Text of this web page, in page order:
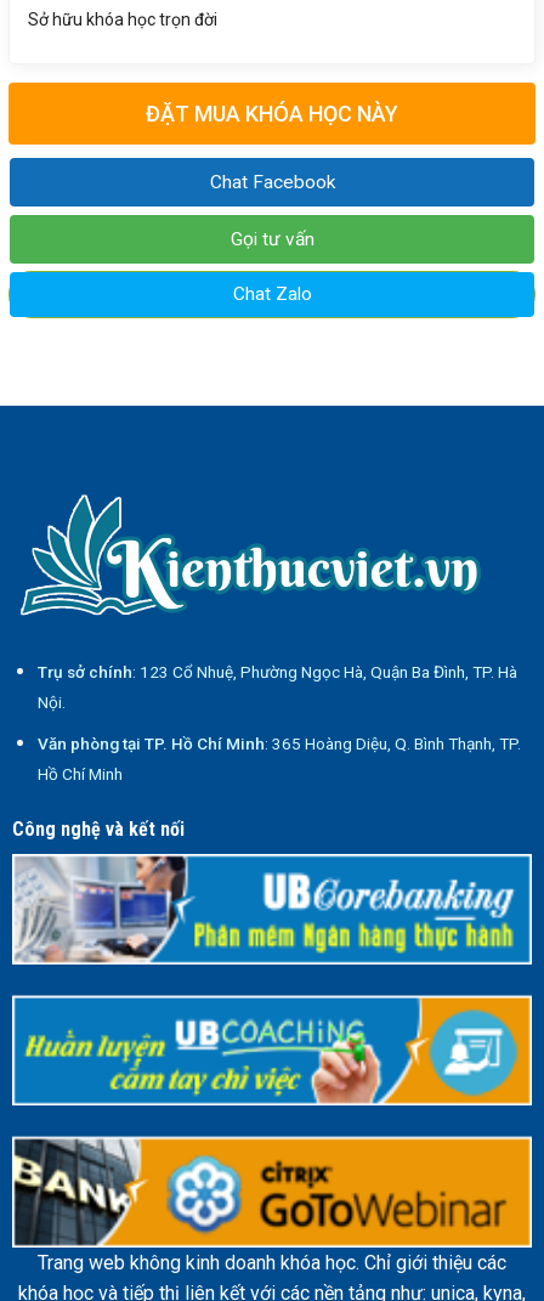
Sở hữu khóa học trọn đời
ĐẶT MUA KHÓA HỌC NÀY
Chat Facebook
Gọi tư vấn
Chat Zalo
Trụ sở chính: 123 Cổ Nhuệ, Phường Ngọc Hà, Quận Ba Đình, TP. Hà
Nội.
Văn phòng tại TP. Hồ Chí Minh: 365 Hoàng Diệu, Q. Bình Thạnh, TP.
Hồ Chí Minh
Công nghệ và kết nối
Trang web không kinh doanh khóa học. Chỉ giới thiệu các
khóa học và tiếp thị liên kết với các nền tảng như: unica, kyna,